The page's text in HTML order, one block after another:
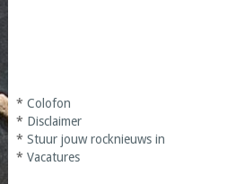
* Colofon
* Disclaimer
* Stuur jouw rocknieuws in
* Vacatures